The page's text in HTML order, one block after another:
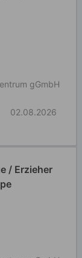
gGmbH
02.08.2026
/ Erzieher